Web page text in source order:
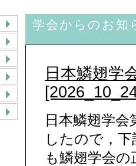
学会からのお知
日本鱗翅学
日本鱗翅学
したので，
も鱗翅学会